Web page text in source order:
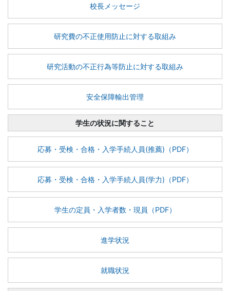
校長メッセージ
研究費の不正使用防止に対する取組み
研究活動の不正行為等防止に対する取組み
安全保障輸出管理
学生の状況に関すること
応募・受検・合格・入学手続人員(推薦)（PDF）
応募・受検・合格・入学手続人員(学力)（PDF）
学生の定員・入学者数・現員（PDF）
進学状況
就職状況